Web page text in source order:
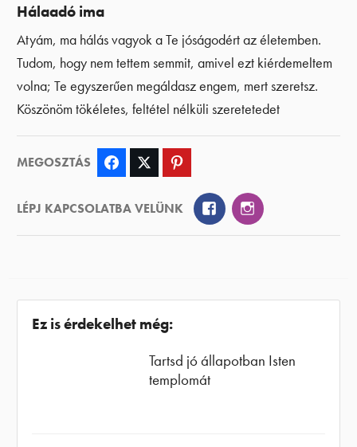
Hálaadó ima
Atyám, ma hálás vagyok a Te jóságodért az életemben.
Tudom, hogy nem tettem semmit, amivel ezt kiérdemeltem
volna; Te egyszerűen megáldasz engem, mert szeretsz.
Köszönöm tökéletes, feltétel nélküli szeretetedet
MEGOSZTÁS Facebook Twitter
LÉPJ KAPCSOLATBA VELÜNK FacebookInstagram
Ez is érdekelhet még:
Tartsd jó állapotban Isten
templomát